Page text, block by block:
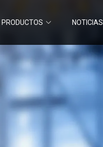
PRODUCTOS NOTICIAS